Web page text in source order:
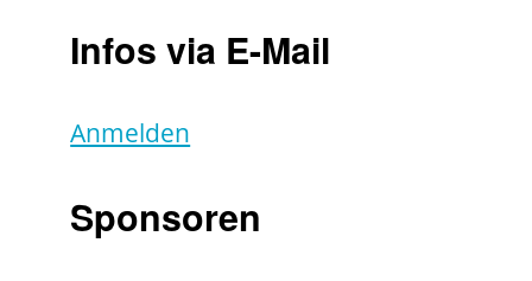
Infos via E-Mail
Anmelden
Sponsoren